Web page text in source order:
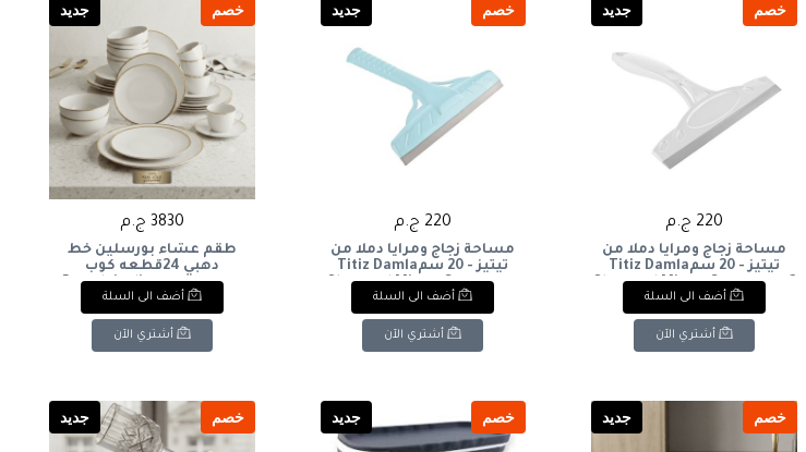
خصم جديد
220 ج.م
مساحة زجاج ومرايا دملا من
تيتيز - 20 سمTitiz Damla
Glass and Mirror Squeegee - 2
أضف الى السلة
أشتري الآن
خصم جديد
220 ج.م
مساحة زجاج ومرايا دملا من
تيتيز - 20 سمTitiz Damla
Glass and Mirror Squeegee -
20 cm
أضف الى السلة
أشتري الآن
خصم جديد
3830 ج.م
طقم عشاء بورسلين خط
دهبي 24قطعه كوب
كريميPorcelain dinner set
with gold trim, 24 pieces,
cream-colored cup
أضف الى السلة
أشتري الآن
خصم جديد خصم جديد خصم جديد